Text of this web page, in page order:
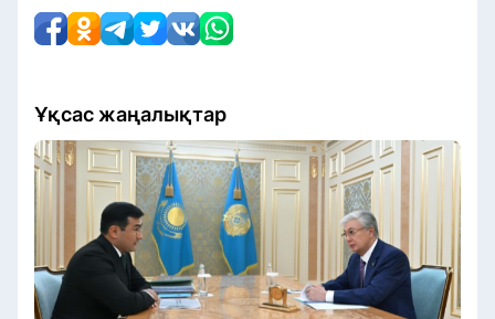
Ұқсас жаңалықтар